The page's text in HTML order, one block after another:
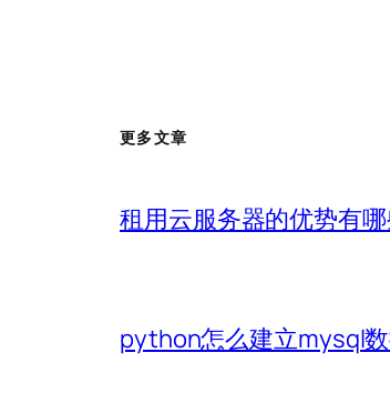
更多文章
租用云服务器的优势有
python怎么建立mysql